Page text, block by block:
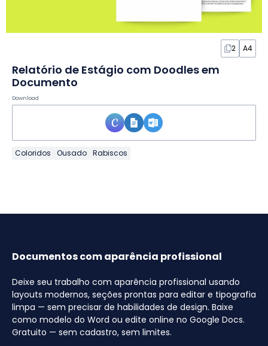
2 A4
Relatório de Estágio com Doodles em
Documento
Download
Coloridos Ousado Rabiscos
Documentos com aparência profissional
Deixe seu trabalho com aparência profissional usando
layouts modernos, seções prontas para editar e tipografia
limpa — sem precisar de habilidades de design. Baixe
como modelo do Word ou edite online no Google Docs.
Gratuito — sem cadastro, sem limites.